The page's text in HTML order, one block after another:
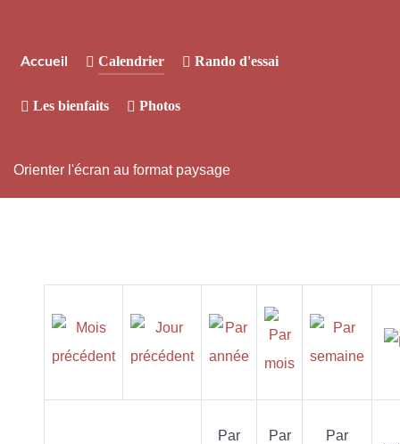
Accueil Calendrier Rando d'essai
Les bienfaits Photos
Orienter l'écran au format paysage
Par
Par
Par